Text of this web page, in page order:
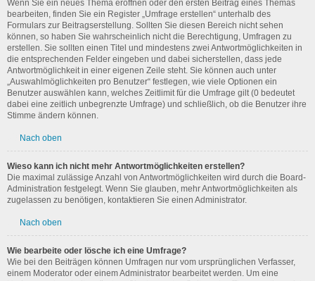
Wenn Sie ein neues Thema eröffnen oder den ersten Beitrag eines Themas
bearbeiten, finden Sie ein Register „Umfrage erstellen“ unterhalb des
Formulars zur Beitragserstellung. Sollten Sie diesen Bereich nicht sehen
können, so haben Sie wahrscheinlich nicht die Berechtigung, Umfragen zu
erstellen. Sie sollten einen Titel und mindestens zwei Antwortmöglichkeiten in
die entsprechenden Felder eingeben und dabei sicherstellen, dass jede
Antwortmöglichkeit in einer eigenen Zeile steht. Sie können auch unter
„Auswahlmöglichkeiten pro Benutzer“ festlegen, wie viele Optionen ein
Benutzer auswählen kann, welches Zeitlimit für die Umfrage gilt (0 bedeutet
dabei eine zeitlich unbegrenzte Umfrage) und schließlich, ob die Benutzer ihre
Stimme ändern können.
Nach oben
Wieso kann ich nicht mehr Antwortmöglichkeiten erstellen?
Die maximal zulässige Anzahl von Antwortmöglichkeiten wird durch die Board-
Administration festgelegt. Wenn Sie glauben, mehr Antwortmöglichkeiten als
zugelassen zu benötigen, kontaktieren Sie einen Administrator.
Nach oben
Wie bearbeite oder lösche ich eine Umfrage?
Wie bei den Beiträgen können Umfragen nur vom ursprünglichen Verfasser,
einem Moderator oder einem Administrator bearbeitet werden. Um eine